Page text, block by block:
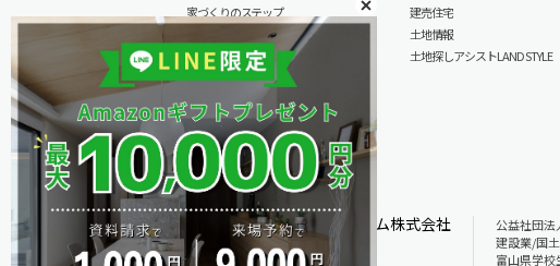
家づくりのステップ
自由設計注文住宅
木の特性を活かした北陸の家づくり
住宅の性能
安心のアフターサービス
商品情報
施工実例
モデル分譲住宅情報
建売住宅
土地情報
土地探しアシスト LAND STYLE
オダケホーム株式会社
公益社団
建設業/国
富山県学